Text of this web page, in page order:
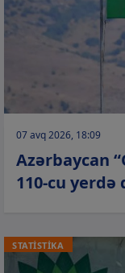
07 avq 2026, 18:09
Azərbaycan
110-cu yerdə
STATİSTİKA